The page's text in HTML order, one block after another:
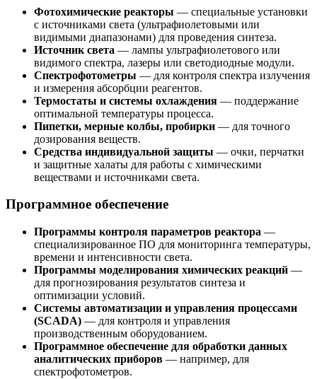
Фотохимические реакторы — специальные установки
с источниками света (ультрафиолетовыми или
видимыми диапазонами) для проведения синтеза.
Источник света — лампы ультрафиолетового или
видимого спектра, лазеры или светодиодные модули.
Спектрофотометры — для контроля спектра излучения
и измерения абсорбции реагентов.
Термостаты и системы охлаждения — поддержание
оптимальной температуры процесса.
Пипетки, мерные колбы, пробирки — для точного
дозирования веществ.
Средства индивидуальной защиты — очки, перчатки
и защитные халаты для работы с химическими
веществами и источниками света.
Программное обеспечение
Программы контроля параметров реактора —
специализированное ПО для мониторинга температуры,
времени и интенсивности света.
Программы моделирования химических реакций —
для прогнозирования результатов синтеза и
оптимизации условий.
Системы автоматизации и управления процессами
(SCADA) — для контроля и управления
производственным оборудованием.
Программное обеспечение для обработки данных
аналитических приборов — например, для
спектрофотометров.